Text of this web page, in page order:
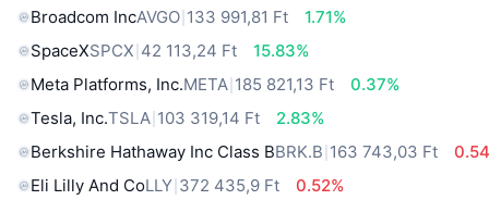
Broadcom IncAVGO 133 991,81 Ft
1.71%
SpaceXSPCX 42 113,24 Ft
15.83%
Meta Platforms, Inc.META 185 821,13 Ft
0.37%
Tesla, Inc.TSLA 103 319,14 Ft
2.83%
Berkshire Hathaway Inc Class BBRK.B 163 743,03 Ft
Eli Lilly And CoLLY 372 435,9 Ft
0.52%